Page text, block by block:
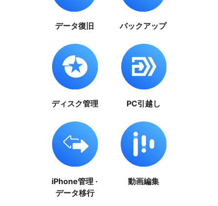
データ復旧 バックアップ
ディスク管理 PC引越し
iPhone管理 ·
データ移行
動画編集